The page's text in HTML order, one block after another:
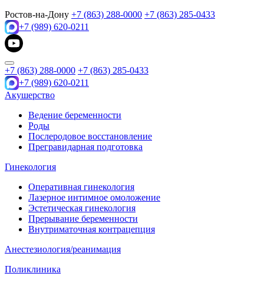
Ростов-на-Дону +7 (863) 288-0000 +7 (863) 285-0433
+7 (989) 620-0211
+7 (863) 288-0000 +7 (863) 285-0433
+7 (989) 620-0211
Акушерство
Ведение беременности
Роды
Послеродовое восстановление
Прегравидарная подготовка
Гинекология
Оперативная гинекология
Лазерное интимное омоложение
Эстетическая гинекология
Прерывание беременности
Внутриматочная контрацепция
Анестезиология/реанимация
Поликлиника